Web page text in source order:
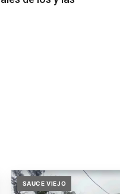
SAUCE VIEJO